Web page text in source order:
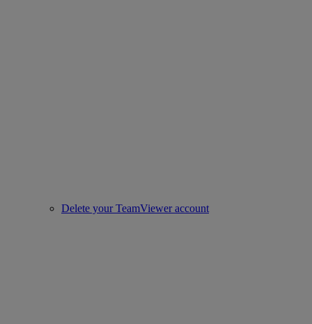
Delete your TeamViewer account